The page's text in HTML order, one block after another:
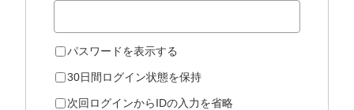
パスワードを表示する
30日間ログイン状態を保持
次回ログインからIDの入力を省略